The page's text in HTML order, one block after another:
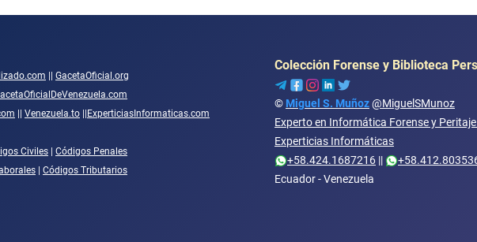
GacetaOficial.org
Venezuela.to
ExperticiasInformaticas.com
Civiles
Códigos Penales
Códigos Tributarios
Colección Forense y Biblioteca
© Miguel S. Muñoz@MiguelSMunoz
Experto en Informática Forense y
Experticias Informáticas
+58.424.1687216 ||
Ecuador - Venezuela